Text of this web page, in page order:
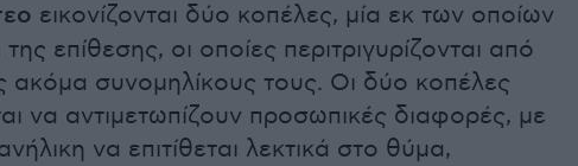
εικονίζονται δύο κοπέλες, μία εκ των οποίων
επίθεσης, οι οποίες περιτριγυρίζονται από
ακόμα συνομηλίκους τους. Οι δύο κοπέλες
να αντιμετωπίζουν προσωπικές διαφορές, με
να επιτίθεται λεκτικά στο θύμα,